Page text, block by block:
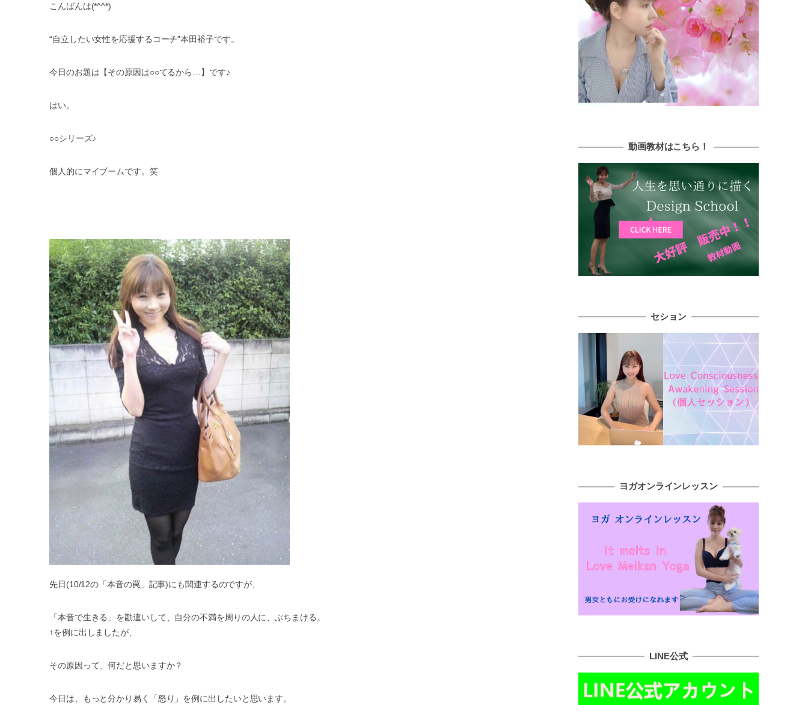
こんばんは(*^^*)
“自立したい女性を応援するコーチ”本田裕子です。
今日のお題は【その原因は○○てるから…】です♪
はい。
○○シリーズ♪
個人的にマイブームです。笑
先日(10/12の「本音の罠」記事)にも関連するのですが、
「本音で生きる」を勘違いして、自分の不満を周りの人に、ぶちまける。
↑を例に出しましたが、
その原因って、何だと思いますか？
今日は、もっと分かり易く「怒り」を例に出したいと思います。
動画教材はこちら！
セション
ヨガオンラインレッスン
LINE公式